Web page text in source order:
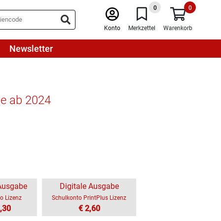
Konto
0
Merkzettel
0
Warenkorb
Newsletter
ab 2024
Lizenz
Digitale Ausgabe
Schulkonto PrintPlus Lizenz
€ 2,60